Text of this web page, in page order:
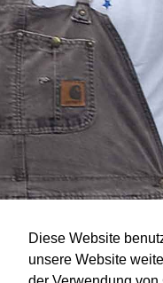
Diese Website
unsere Website